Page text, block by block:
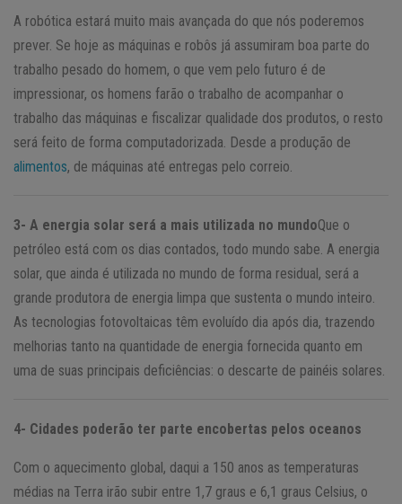
A robótica estará muito mais avançada do que nós poderemos
prever. Se hoje as máquinas e robôs já assumiram boa parte do
trabalho pesado do homem, o que vem pelo futuro é de
impressionar, os homens farão o trabalho de acompanhar o
trabalho das máquinas e fiscalizar qualidade dos produtos, o resto
será feito de forma computadorizada. Desde a produção de
alimentos, de máquinas até entregas pelo correio.
3- A energia solar será a mais utilizada no mundoQue o
petróleo está com os dias contados, todo mundo sabe. A energia
solar, que ainda é utilizada no mundo de forma residual, será a
grande produtora de energia limpa que sustenta o mundo inteiro.
As tecnologias fotovoltaicas têm evoluído dia após dia, trazendo
melhorias tanto na quantidade de energia fornecida quanto em
uma de suas principais deficiências: o descarte de painéis solares.
4- Cidades poderão ter parte encobertas pelos oceanos
Com o aquecimento global, daqui a 150 anos as temperaturas
médias na Terra irão subir entre 1,7 graus e 6,1 graus Celsius, o